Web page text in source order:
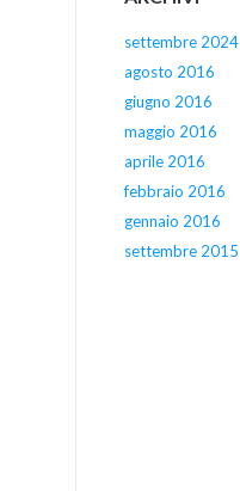
settembre 2024
agosto 2016
giugno 2016
maggio 2016
aprile 2016
febbraio 2016
gennaio 2016
settembre 2015